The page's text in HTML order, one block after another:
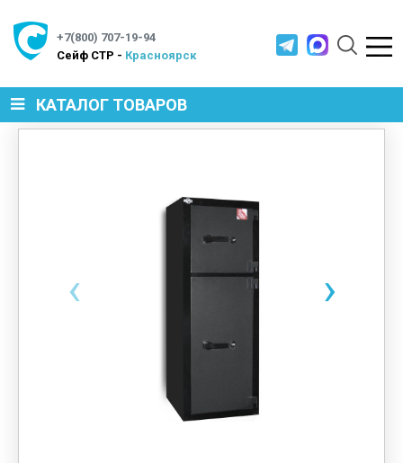
+7(800) 707-19-94
Cейф СТР - Красноярск
КАТАЛОГ ТОВАРОВ
МЕТАЛЛИЧЕСКАЯ МЕБЕЛЬ
МЕТАЛЛИЧЕСКИЕ СТЕЛЛАЖИ
ПРОИЗВОДСТВЕННАЯ МЕБЕЛЬ
МЕДИЦИНСКАЯ МЕБЕЛЬ
‹ ›